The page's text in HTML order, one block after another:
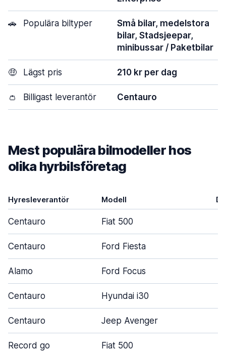
🚗 Populära biltyper
Små bilar, medelstora
bilar, Stadsjeepar,
minibussar / Paketbilar
🤑 Lägst pris 210 kr per dag
👛 Billigast leverantör Centauro
Mest populära bilmodeller hos
olika hyrbilsföretag
Hyresleverantör Modell
Centauro Fiat 500
Centauro Ford Fiesta
Alamo Ford Focus
Centauro Hyundai i30
Centauro Jeep Avenger
Record go Fiat 500